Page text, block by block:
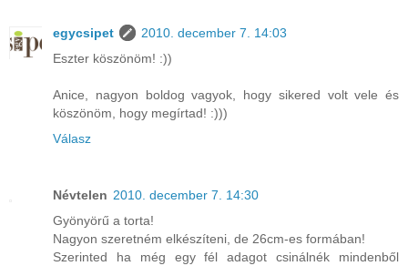
egycsipet
2010. december 7. 14:03
Eszter köszönöm! :))
Anice, nagyon boldog vagyok, hogy sikered volt vele és
köszönöm, hogy megírtad! :)))
Válasz
Névtelen 2010. december 7. 14:30
Gyönyörű a torta!
Nagyon szeretném elkészíteni, de 26cm-es formában!
Szerinted ha még egy fél adagot csinálnék mindenből